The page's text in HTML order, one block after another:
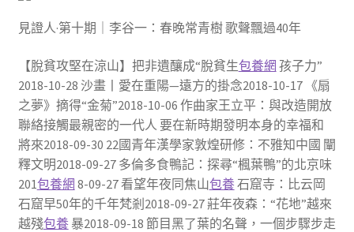
見證人·第十期｜李谷一：春晚常青樹 歌聲飄過40年
【脫貧攻堅在涼山】把非遺釀成“脫貧生包養網 孩子力”
2018-10-28 沙畫丨愛在重陽—遠方的掛念2018-10-17 《扇
之夢》摘得“金菊”2018-10-06 作曲家王立平：與改造開放
聯絡接觸最親密的一代人 要在新時期發明本身的幸福和
將來2018-09-30 22國青年漢學家敦煌研修：不雅知中國 闡
釋文明2018-09-27 多倫多食鴨記：探尋“楓葉鴨”的北京味
201包養網 8-09-27 看望年夜同焦山包養石窟寺：比云岡
石窟早50年的千年梵剎2018-09-27 莊年夜森：“花地”越來
越殘包養暴2018-09-18 節目黑了葉的名聲，一個步驟步走